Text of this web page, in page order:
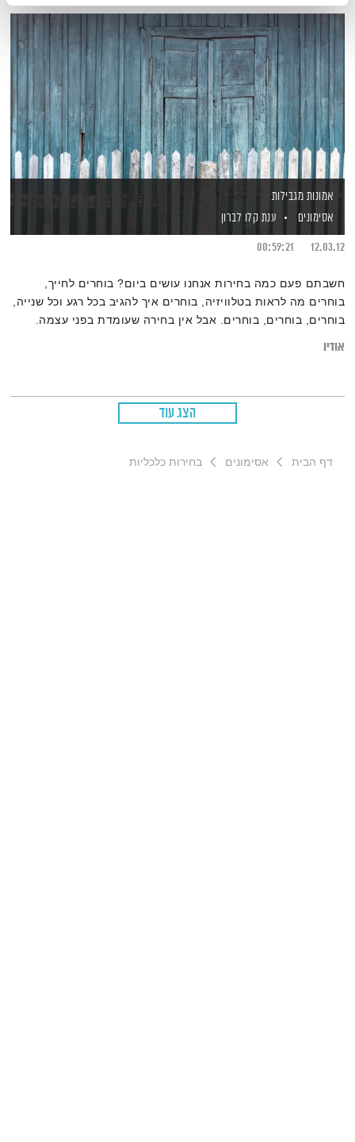
אמונות מגבילות
אסימונים
ענת קלו לברון
12.03.12
00:59:21
חשבתם פעם כמה בחירות אנחנו עושים ביום? בוחרים לחייך,
בוחרים מה לראות בטלוויזיה, בוחרים איך להגיב בכל רגע וכל שנייה,
בוחרים, בוחרים, בוחרים. אבל אין בחירה שעומדת בפני עצמה.
שמניעות אותנו ואמונות המונעות ומגבילות אותנו בבחירות שאנו
אודיו
הצג עוד
דף הבית אסימונים בחירות כלכליות